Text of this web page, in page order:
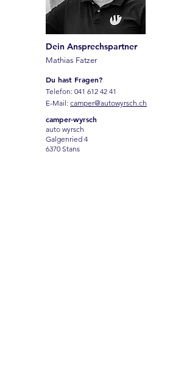
Dein Ansprechspartner
Mathias Fatzer
Du hast Fragen?
Telefon: 041 612 42 41
E-Mail: camper@autowyrsch.ch
camper-wyrsch
auto wyrsch
Galgenried 4
6370 Stans